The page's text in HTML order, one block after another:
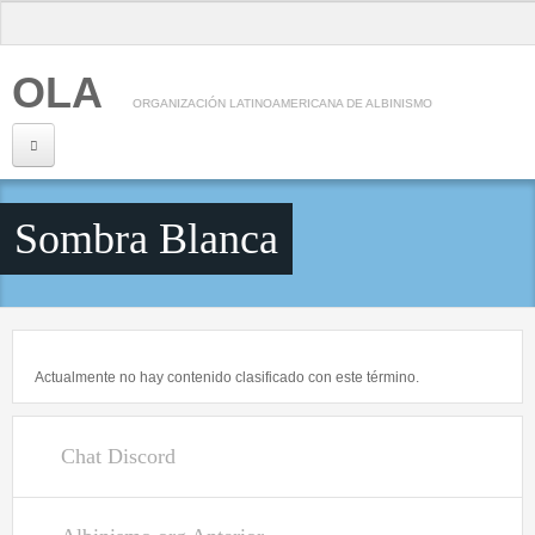
OLA ORGANIZACIÓN LATINOAMERICANA DE ALBINISMO
Inicio
Nosotros
Información
Genética
Salud Visual
Sombra Blanca
Actualmente no hay contenido clasificado con este término.
Chat Discord